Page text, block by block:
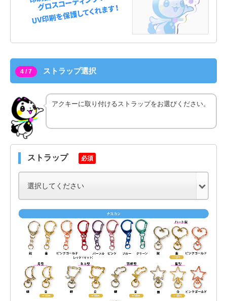
4 / 7 ストラップ選択
アクキーに取り付けるストラップをお選びください。
ストラップ 必須